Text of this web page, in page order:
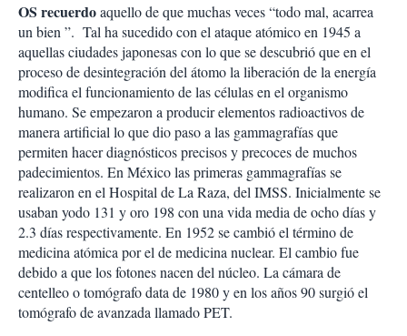
OS recuerdoaquello de que muchas veces “todo mal, acarrea
un bien ”. Tal ha sucedido con el ataque atómico en 1945 a
aquellas ciudades japonesas con lo que se descubrió que en el
proceso de desintegración del átomo la liberación de la energía
modifica el funcionamiento de las células en el organismo
humano. Se empezaron a producir elementos radioactivos de
manera artificial lo que dio paso a las gammagrafías que
permiten hacer diagnósticos precisos y precoces de muchos
padecimientos. En México las primeras gammagrafías se
realizaron en el Hospital de La Raza, del IMSS. Inicialmente se
usaban yodo 131 y oro 198 con una vida media de ocho días y
2.3 días respectivamente. En 1952 se cambió el término de
medicina atómica por el de medicina nuclear. El cambio fue
debido a que los fotones nacen del núcleo. La cámara de
centelleo o tomógrafo data de 1980 y en los años 90 surgió el
tomógrafo de avanzada llamado PET.